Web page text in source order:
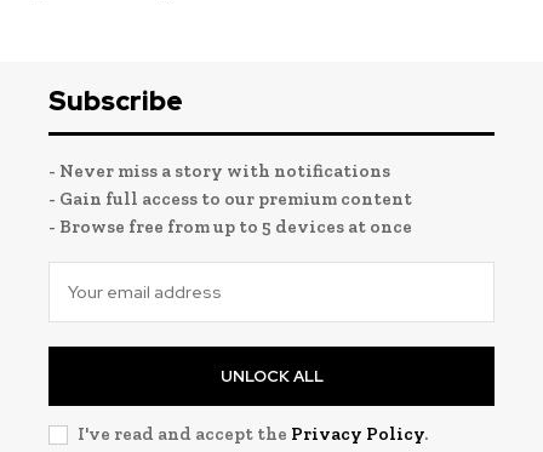
Subscribe
- Never miss a story with notifications
- Gain full access to our premium content
- Browse free from up to 5 devices at once
UNLOCK ALL
I've read and accept the Privacy Policy.